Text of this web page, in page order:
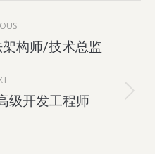
构师/技术总监
级开发工程师